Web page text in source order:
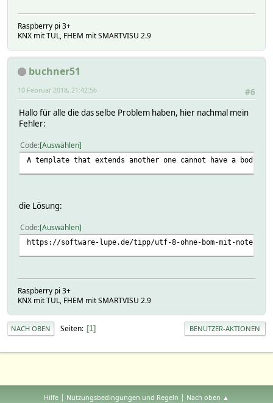
Raspberry pi 3+
KNX mit TUL, FHEM mit SMARTVISU 2.9
buchner51
#6
10 Februar 2018, 21:42:56
Hallo für alle die das selbe Problem haben, hier nachmal mein
Fehler:
Code Auswählen
A template that extends another one cannot have a body
die Lösung:
Code Auswählen
https://software-lupe.de/tipp/utf-8-ohne-bom-mit-notepad/
Raspberry pi 3+
KNX mit TUL, FHEM mit SMARTVISU 2.9
NACH OBEN Seiten 1 BENUTZER-AKTIONEN
Hilfe | Nutzungsbedingungen und Regeln | Nach oben ▲